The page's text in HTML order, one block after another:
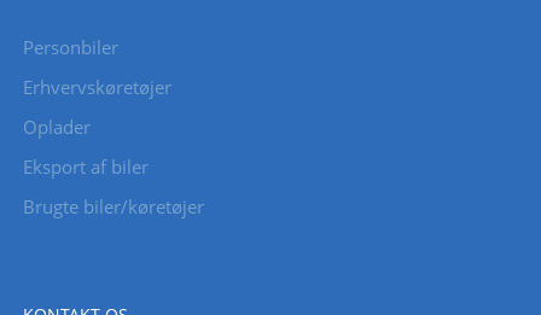
Personbiler
Erhvervskøretøjer
Oplader
Eksport af biler
Brugte biler/køretøjer